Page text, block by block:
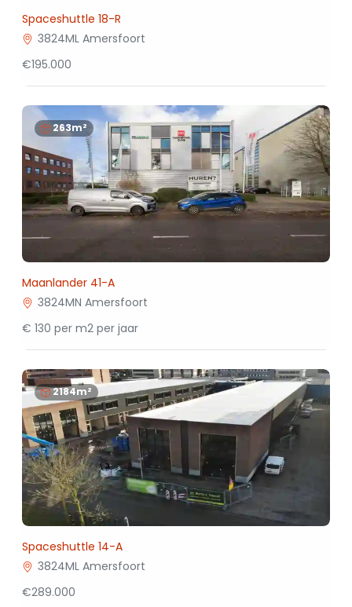
Spaceshuttle 18-R
3824ML Amersfoort
€195.000
263m²
Maanlander 41-A
3824MN Amersfoort
€ 130 per m2 per jaar
2184m²
Spaceshuttle 14-A
3824ML Amersfoort
€289.000